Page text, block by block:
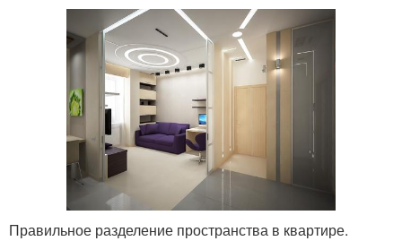
Правильное разделение пространства в квартире.